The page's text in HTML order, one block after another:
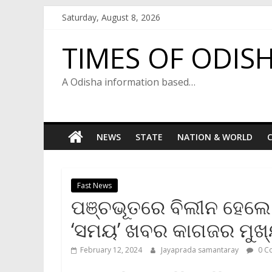
Saturday, August 8, 2026
TIMES OF
A Odisha information based…
NEWS STATE NATION & WORLD
Fast News
ପଞ୍ଚଭୂତରେ ବିଲୀନ
‘ସମୟ’ ଖବର କାଗଜର
February 12, 2024 Jayaprada samantaray 0